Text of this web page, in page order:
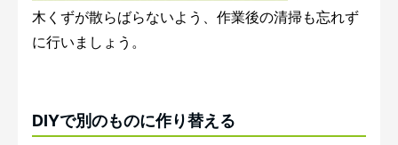
木くずが散らばらないよう、作業後の清掃も忘れず
に行いましょう。
DIYで別のものに作り替える